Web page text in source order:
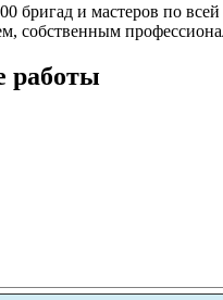
бригад и мастеров по
собственным
работы